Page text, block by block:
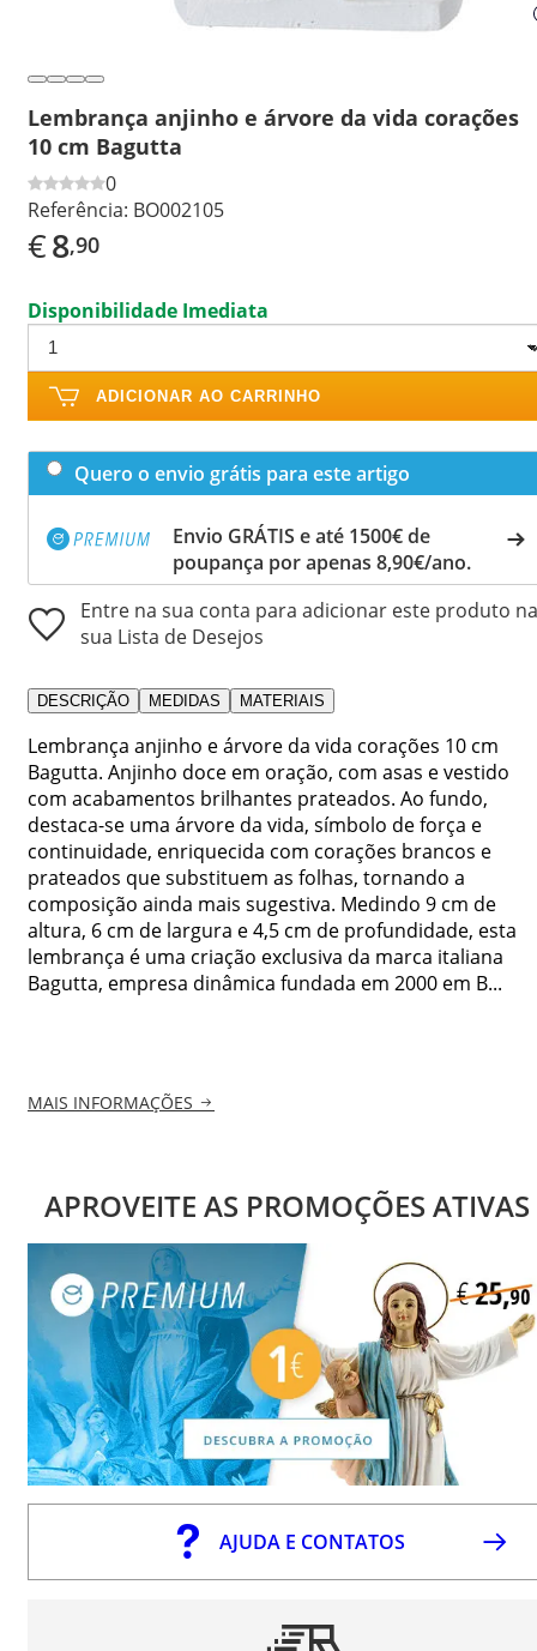
Lembrança anjinho e árvore da vida corações
10 cm Bagutta
0
Referência: BO002105
€8,90
Disponibilidade Imediata
ADICIONAR AO CARRINHO
Quero o envio grátis para este artigo
Envio GRÁTIS e até 1500€ de
poupança por apenas 8,90€/ano.
Entre na sua conta para adicionar este produto na
sua Lista de Desejos
DESCRIÇÃO MEDIDAS MATERIAIS
Lembrança anjinho e árvore da vida corações 10 cm
Bagutta. Anjinho doce em oração, com asas e vestido
com acabamentos brilhantes prateados. Ao fundo,
destaca-se uma árvore da vida, símbolo de força e
continuidade, enriquecida com corações brancos e
prateados que substituem as folhas, tornando a
composição ainda mais sugestiva. Medindo 9 cm de
altura, 6 cm de largura e 4,5 cm de profundidade, esta
lembrança é uma criação exclusiva da marca italiana
Bagutta, empresa dinâmica fundada em 2000 em B...
MAIS INFORMAÇÕES
APROVEITE AS PROMOÇÕES ATIVAS
AJUDA E CONTATOS